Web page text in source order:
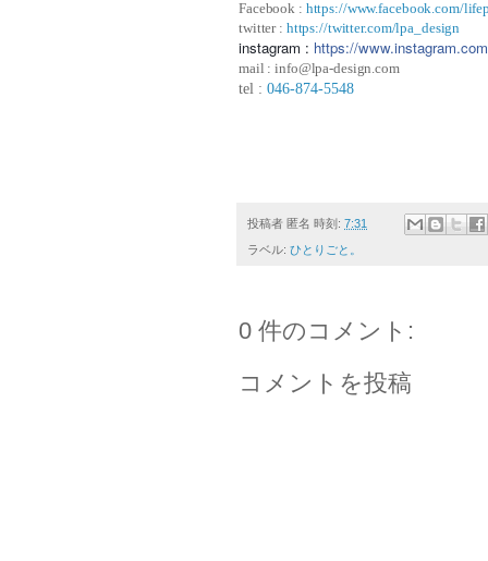
Facebook : https://www.facebook.com/
twitter : https://twitter.com/lpa_design
instagram : https://
mail : info@lpa-design.com
tel : 046-874-5548
投稿者 匿名 時刻: 7:31
ラベル: ひとりごと。
0 件のコメント:
コメントを投稿